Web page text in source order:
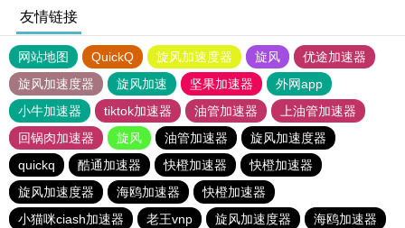
友情链接
网站地图 QuickQ 旋风加速度器 旋风
优途加速器
旋风加速度器
旋风加速 坚果加速器
外网app
小牛加速器
tiktok加速器 油管加速器
上油管加速器
回锅肉加速器
旋风 油管加速器
旋风加速度器
quickq
酷通加速器 快橙加速器
快橙加速器
旋风加速度器
海鸥加速器
快橙加速器
小猫咪ciash加速器
老王vnp 旋风加速度器
海鸥加速器